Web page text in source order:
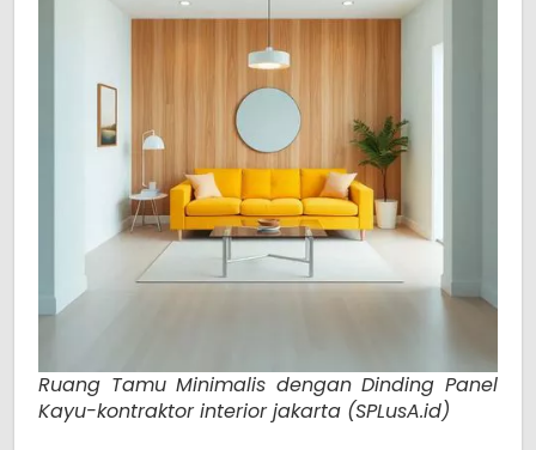
Ruang Tamu Minimalis dengan Dinding Panel
Kayu-kontraktor interior jakarta (SPLusA.id)